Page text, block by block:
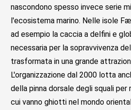
nascondono spesso invece serie
l'ecosistema marino. Nelle isole
ad esempio la caccia a delfini e
necessaria per la sopravvivenza
trasformata in una grande
L'organizzazione dal 2000 lotta
della pinna dorsale degli squali per
cui vanno ghiotti nel mondo